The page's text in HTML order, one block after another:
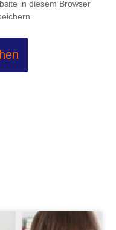
in diesem Browser
SeiteSeiteSeiteSeiteSeite
Seite Seite SeiteSeite
Seite Seite Seite